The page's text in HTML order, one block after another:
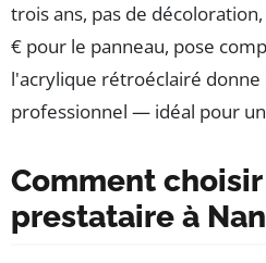
trois ans, pas de
€ pour le panneau, pose
l'acrylique rétroéclairé
professionnel — idéal pour
Comment
prestataire à